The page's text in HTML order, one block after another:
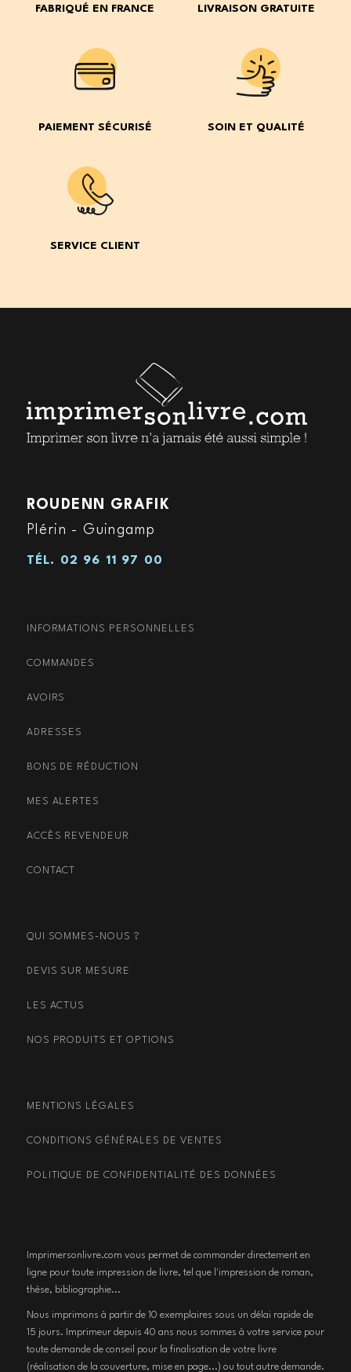
FABRIQUÉ EN FRANCE LIVRAISON GRATUITE
PAIEMENT SÉCURISÉ SOIN ET QUALITÉ
SERVICE CLIENT
ROUDENN GRAFIK
Plérin - Guingamp
TÉL. 02 96 11 97 00
INFORMATIONS PERSONNELLES
COMMANDES
AVOIRS
ADRESSES
BONS DE RÉDUCTION
MES ALERTES
ACCÈS REVENDEUR
CONTACT
QUI SOMMES-NOUS ?
DEVIS SUR MESURE
LES ACTUS
NOS PRODUITS ET OPTIONS
MENTIONS LÉGALES
CONDITIONS GÉNÉRALES DE VENTES
POLITIQUE DE CONFIDENTIALITÉ DES DONNÉES
Imprimersonlivre.com vous permet de commander directement en
ligne pour toute impression de livre, tel que l'impression de roman,
thèse, bibliographie...
Nous imprimons à partir de 10 exemplaires sous un délai rapide de
15 jours. Imprimeur depuis 40 ans nous sommes à votre service pour
toute demande de conseil pour la finalisation de votre livre
(réalisation de la couverture, mise en page...) ou tout autre demande.